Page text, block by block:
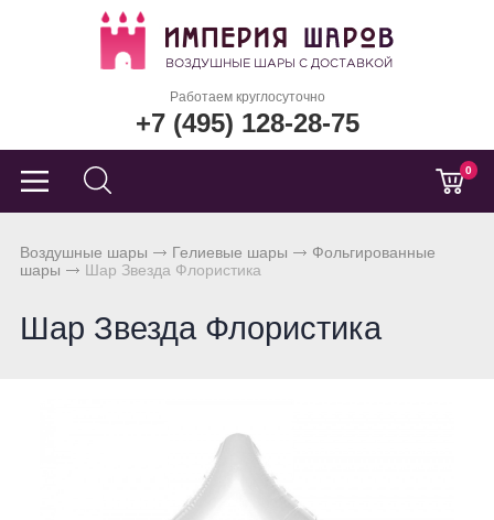
Работаем круглосуточно
+7 (495) 128-28-75
0
Воздушные шары Гелиевые шары
Фольгированные
шары
Шар Звезда Флористика
Шар Звезда Флористика